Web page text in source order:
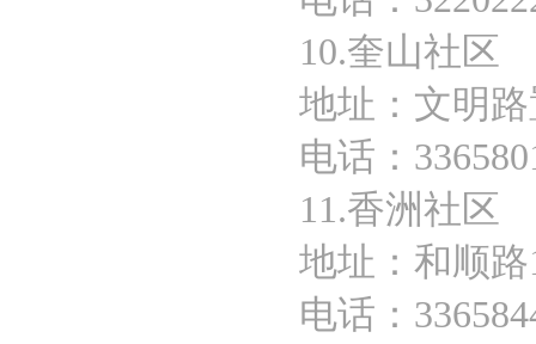
10.奎山社区
地址：文明
电话：
11.香洲社区
地址：和顺路
电话：